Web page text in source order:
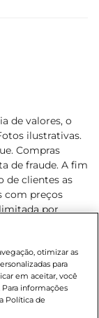
de valores, o
ilustrativas.
Compras
de fraude. A fim
de clientes as
com preços
por
podendo
a venda
conforme
Criança e do
para o
otimizar as
para
em aceitar, você
informações
Política de